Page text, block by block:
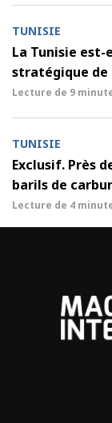
TUNISIE
La Tunisie
stratégique de
Lecture de 9
TUNISIE
Exclusif. Près
barils de
Lecture de 4